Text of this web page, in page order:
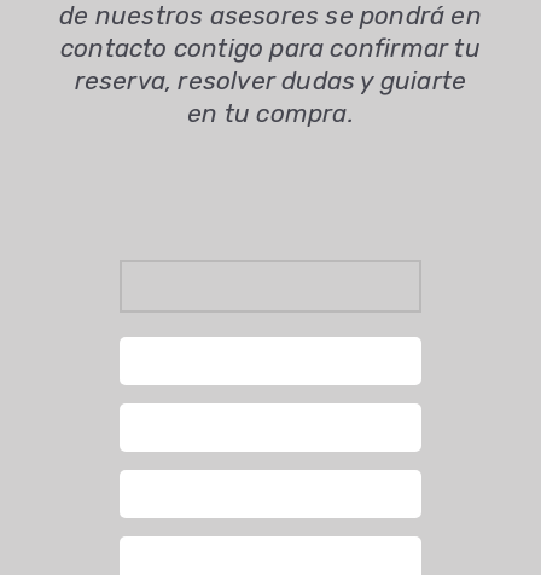
de nuestros asesores se pondrá en
contacto contigo para confirmar tu
reserva, resolver dudas y guiarte
en tu compra.